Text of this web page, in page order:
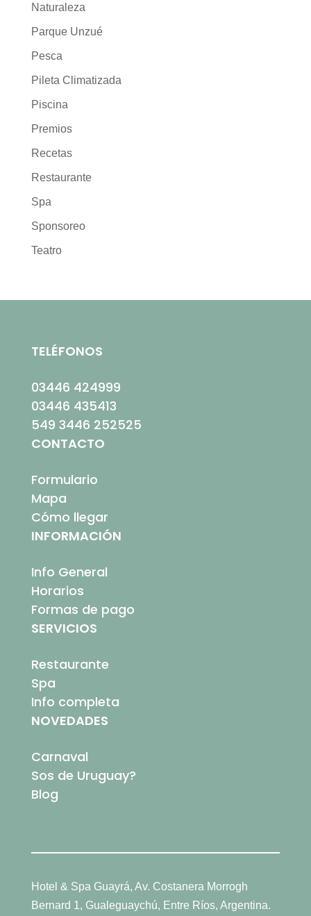
Naturaleza
Parque Unzué
Pesca
Pileta Climatizada
Piscina
Premios
Recetas
Restaurante
Spa
Sponsoreo
Teatro
TELÉFONOS
03446 424999
03446 435413
549 3446 252525
CONTACTO
Formulario
Mapa
Cómo llegar
INFORMACIÓN
Info General
Horarios
Formas de pago
SERVICIOS
Restaurante
Spa
Info completa
NOVEDADES
Carnaval
Sos de Uruguay?
Blog
Hotel & Spa Guayrá, Av. Costanera Morrogh
Bernard 1, Gualeguaychú, Entre Ríos, Argentina.